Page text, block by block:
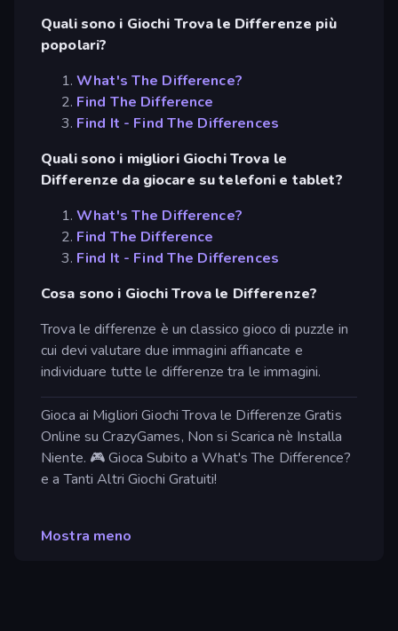
Quali sono i Giochi Trova le Differenze più
popolari?
What's The Difference?
Find The Difference
Find It - Find The Differences
Quali sono i migliori Giochi Trova le
Differenze da giocare su telefoni e tablet?
What's The Difference?
Find The Difference
Find It - Find The Differences
Cosa sono i Giochi Trova le Differenze?
Trova le differenze è un classico gioco di puzzle in
cui devi valutare due immagini affiancate e
individuare tutte le differenze tra le immagini.
Gioca ai Migliori Giochi Trova le Differenze Gratis
Online su CrazyGames, Non si Scarica nè Installa
Niente. 🎮 Gioca Subito a What's The Difference?
e a Tanti Altri Giochi Gratuiti!
Mostra meno